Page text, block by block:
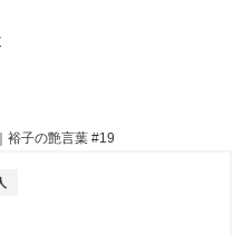
裕子の艶言葉 #19